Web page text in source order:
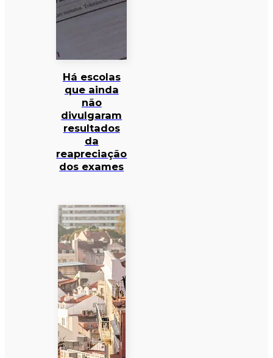
Há escolas
que ainda
não
divulgaram
resultados
da
reapreciação
dos exames